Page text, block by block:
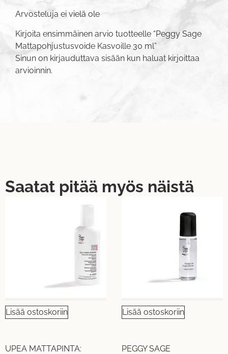
Arvosteluja ei vielä ole
Kirjoita ensimmäinen arvio tuotteelle “Peggy Sage
Mattapohjustusvoide Kasvoille 30 ml”
Sinun on kirjauduttava sisään kun haluat kirjoittaa
arvioinnin.
Saatat pitää myös näistä
Lisää ostoskoriin
UPEA MATTAPINTA:
Lisää ostoskoriin
PEGGY SAGE